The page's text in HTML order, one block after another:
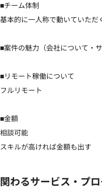
■チーム体制
基本的に一人称で動いていただ
■案件の魅力（会社について・
■リモート稼働について
フルリモート
■金額
相談可能
スキルが高ければ金額も出す
関わるサービス・プ